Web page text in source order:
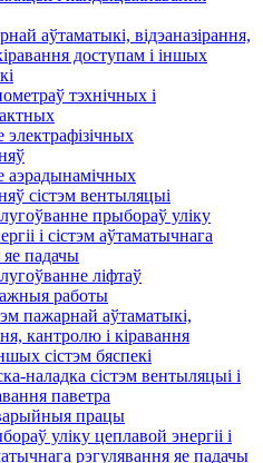
аўтаматыкі, відэаназірання,
доступам і іншых
тэхнічных і
аэрадынамічных
сістэм вентыляцыі
прыбораў уліку
і сістэм аўтаматычнага
яе падачы
ліфтаў
работы
пажарнай аўтаматыкі,
кантролю і кіравання
сістэм бяспекі
наладка сістэм вентыляцыі і
паветра
працы
уліку цеплавой энергіі і
рэгулявання яе падачы